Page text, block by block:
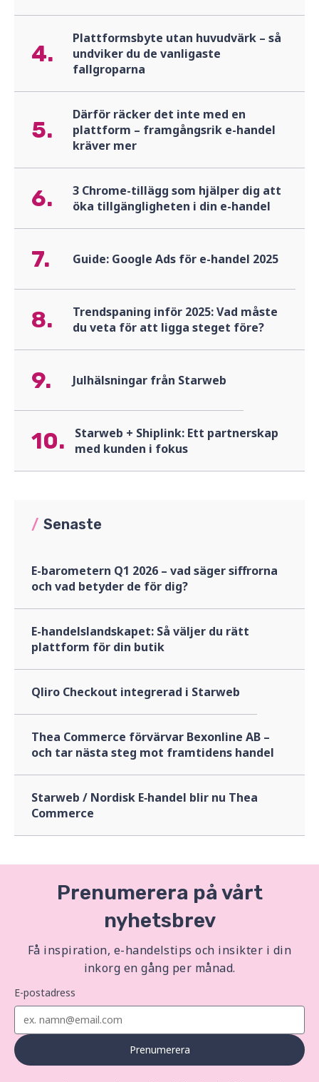
4.
Plattformsbyte utan huvudvärk – så
undviker du de vanligaste
fallgroparna
5.
Därför räcker det inte med en
plattform – framgångsrik e-handel
kräver mer
6.
3 Chrome-tillägg som hjälper dig att
öka tillgängligheten i din e-handel
7. Guide: Google Ads för e-handel 2025
8.
Trendspaning inför 2025: Vad måste
du veta för att ligga steget före?
9. Julhälsningar från Starweb
10.
Starweb + Shiplink: Ett partnerskap
med kunden i fokus
/ Senaste
E-barometern Q1 2026 – vad säger siffrorna
och vad betyder de för dig?
E-handelslandskapet: Så väljer du rätt
plattform för din butik
Qliro Checkout integrerad i Starweb
Thea Commerce förvärvar Bexonline AB –
och tar nästa steg mot framtidens handel
Starweb / Nordisk E‑handel blir nu Thea
Commerce
Prenumerera på vårt
nyhetsbrev
Få inspiration, e-handelstips och insikter i din
inkorg en gång per månad.
E-postadress
Prenumerera